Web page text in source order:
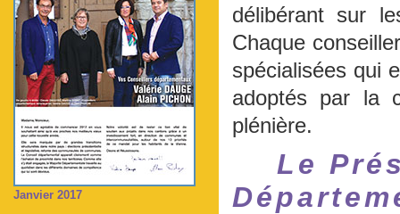
Janvier 2017
délibérant sur
Chaque
spécialisées qui
adoptés par la
plénière.
Le